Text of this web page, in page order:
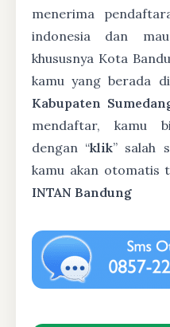
menerima
indonesia dan
khususnya Kota
kamu yang berada di
Kabupaten
mendaftar, kamu
dengan “klik” salah
kamu akan otomatis
INTAN Bandung